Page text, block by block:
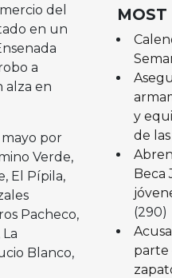
del
en un
a
alza en
por
Verde,
El Pípila,
Pacheco,
Blanco,
y
de
Beca
(290)
parte